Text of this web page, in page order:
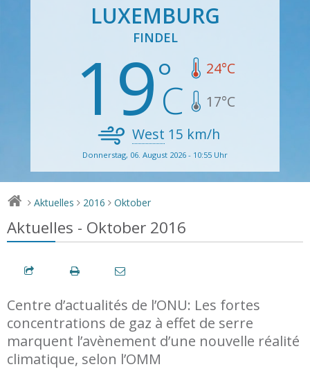
LUXEMBURG
FINDEL
19 24°C
17°C
West 15 km/h
Donnerstag, 06. August 2026 - 10:55 Uhr
> Aktuelles > 2016 > Oktober
Aktuelles - Oktober 2016
Centre d’actualités de l’ONU: Les fortes
concentrations de gaz à effet de serre
marquent l’avènement d’une nouvelle réalité
climatique, selon l’OMM